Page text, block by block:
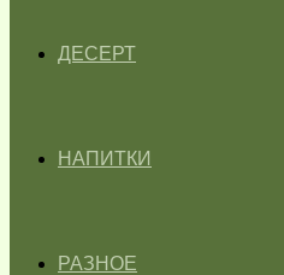
ДЕСЕРТ
НАПИТКИ
РАЗНОЕ